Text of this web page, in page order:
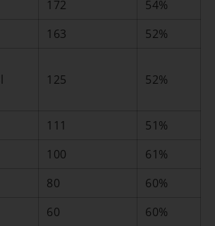
172
54%
163
52%
125 52%
111
51%
100
61%
80
60%
60
60%